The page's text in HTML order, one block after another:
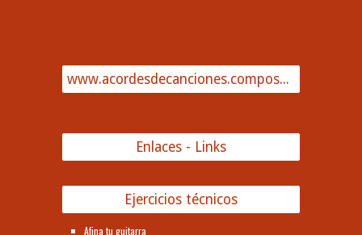
www.acordesdecanciones.composguitar.es
Enlaces - Links
Ejercicios técnicos
Afina tu guitarra